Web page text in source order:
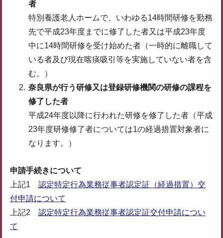
者
特別養護老人ホームで、いわゆる14時間研修を勤務
先で平成23年度までに修了した者又は平成23年度
中に14時間研修を受け始めた者（一時的に離職して
いる者及び現在喀痰吸引等を実施していない者を含
む。）
奈良県が行う研修又は登録研修機関の研修の課程を
修了した者
平成24年度以降に行われた研修を修了した者（平成
23年度研修修了者については1の経過措置対象者に
なります。）
申請手続きについて
上記1 認定特定行為業務従事者認定証（経過措置）交
付申請について
上記2 認定特定行為業務従事者認定証交付申請につい
て